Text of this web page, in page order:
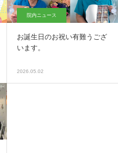
院内ニュース
お誕生日のお祝い有難うござ
います。
2026.05.02